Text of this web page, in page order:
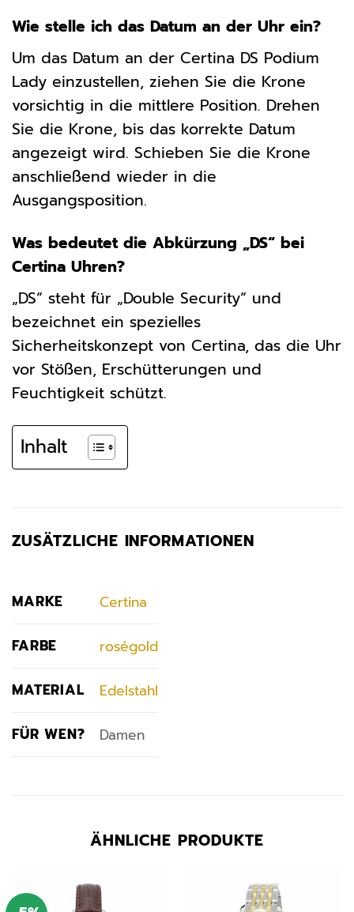
Wie stelle ich das Datum an der Uhr ein?
Um das Datum an der Certina DS Podium
Lady einzustellen, ziehen Sie die Krone
vorsichtig in die mittlere Position. Drehen
Sie die Krone, bis das korrekte Datum
angezeigt wird. Schieben Sie die Krone
anschließend wieder in die
Ausgangsposition.
Was bedeutet die Abkürzung „DS“ bei
Certina Uhren?
„DS“ steht für „Double Security“ und
bezeichnet ein spezielles
Sicherheitskonzept von Certina, das die Uhr
vor Stößen, Erschütterungen und
Feuchtigkeit schützt.
Inhalt
ZUSÄTZLICHE INFORMATIONEN
MARKE Certina
FARBE roségold
MATERIAL Edelstahl
FÜR WEN? Damen
ÄHNLICHE PRODUKTE